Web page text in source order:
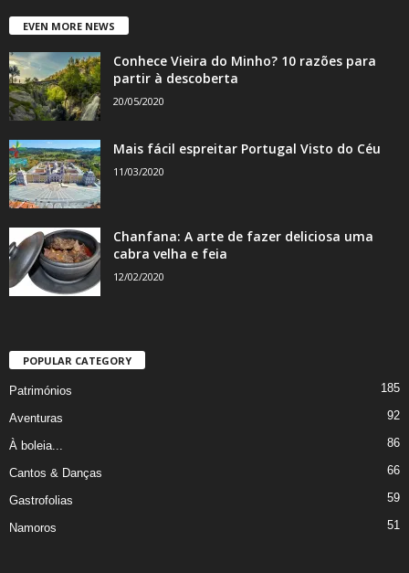
EVEN MORE NEWS
Conhece Vieira do Minho? 10 razões para
partir à descoberta
20/05/2020
Mais fácil espreitar Portugal Visto do Céu
11/03/2020
Chanfana: A arte de fazer deliciosa uma
cabra velha e feia
12/02/2020
POPULAR CATEGORY
Patrimónios 185
Aventuras 92
À boleia... 86
Cantos & Danças 66
Gastrofolias 59
Namoros 51